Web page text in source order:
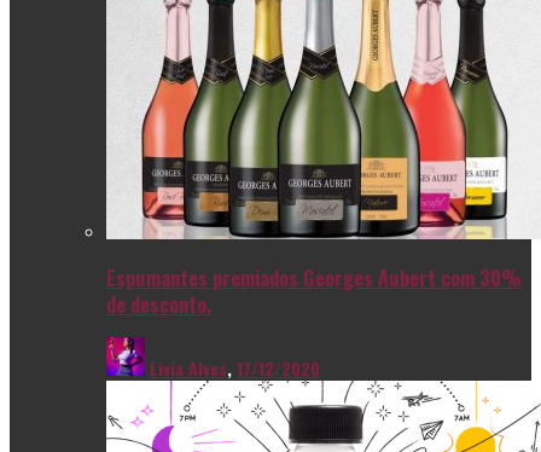
Espumantes premiados Georges Aubert com 30%
de desconto.
Livia Alves,17/12/2020